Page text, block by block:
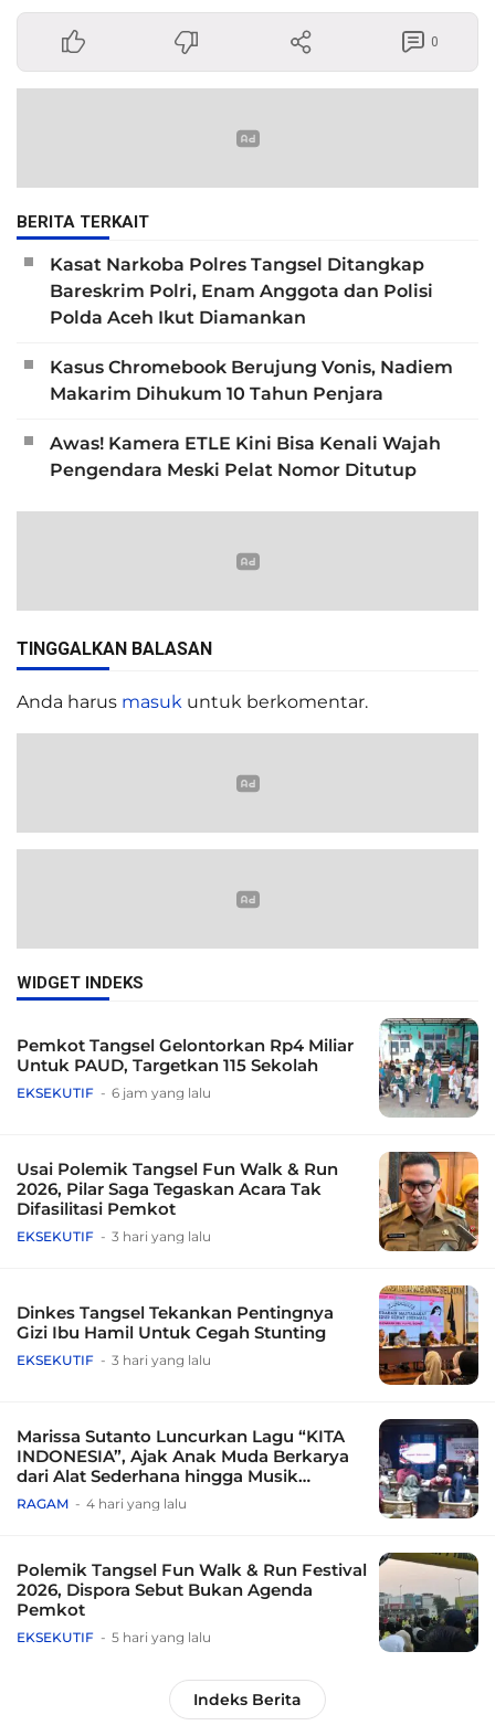
0
BERITA TERKAIT
Kasat Narkoba Polres Tangsel Ditangkap
Bareskrim Polri, Enam Anggota dan Polisi
Polda Aceh Ikut Diamankan
Kasus Chromebook Berujung Vonis, Nadiem
Makarim Dihukum 10 Tahun Penjara
Awas! Kamera ETLE Kini Bisa Kenali Wajah
Pengendara Meski Pelat Nomor Ditutup
TINGGALKAN BALASAN
Anda harus masuk untuk berkomentar.
WIDGET INDEKS
Pemkot Tangsel Gelontorkan Rp4 Miliar
Untuk PAUD, Targetkan 115 Sekolah
EKSEKUTIF 6 jam yang lalu
Usai Polemik Tangsel Fun Walk & Run
2026, Pilar Saga Tegaskan Acara Tak
Difasilitasi Pemkot
EKSEKUTIF 3 hari yang lalu
Dinkes Tangsel Tekankan Pentingnya
Gizi Ibu Hamil Untuk Cegah Stunting
EKSEKUTIF 3 hari yang lalu
Marissa Sutanto Luncurkan Lagu “KITA
INDONESIA”, Ajak Anak Muda Berkarya
dari Alat Sederhana hingga Musik
Tradisional
RAGAM 4 hari yang lalu
Polemik Tangsel Fun Walk & Run Festival
2026, Dispora Sebut Bukan Agenda
Pemkot
EKSEKUTIF 5 hari yang lalu
Indeks Berita